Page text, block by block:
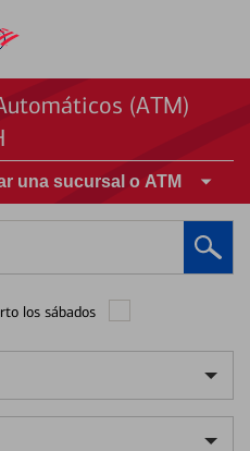
(ATM)
una sucursal o ATM
los sábados